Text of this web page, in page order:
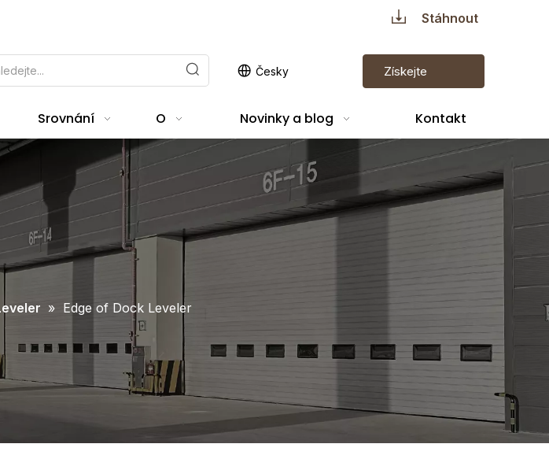
Stáhnout
Česky Získejte
nabídku
Srovnání O Novinky a blog Kontakt
» Edge of Dock Leveler